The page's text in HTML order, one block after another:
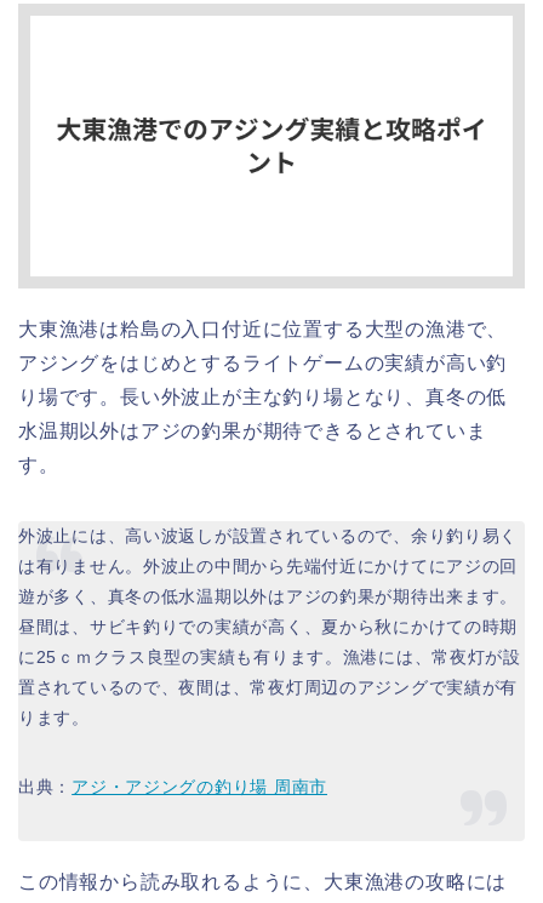
大東漁港は粭島の入口付近に位置する大型の漁港で、
アジングをはじめとするライトゲームの実績が高い釣
り場です。長い外波止が主な釣り場となり、真冬の低
水温期以外はアジの釣果が期待できるとされていま
す。
外波止には、高い波返しが設置されているので、余り釣り易く
は有りません。外波止の中間から先端付近にかけてにアジの回
遊が多く、真冬の低水温期以外はアジの釣果が期待出来ます。
昼間は、サビキ釣りでの実績が高く、夏から秋にかけての時期
に25ｃｍクラス良型の実績も有ります。漁港には、常夜灯が設
置されているので、夜間は、常夜灯周辺のアジングで実績が有
ります。
出典： アジ・アジングの釣り場 周南市
この情報から読み取れるように、大東漁港の攻略には